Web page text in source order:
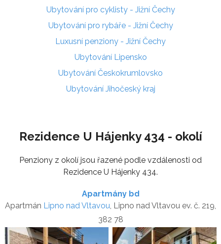
Ubytování pro cyklisty - Jižní Čechy
Ubytování pro rybáře - Jižní Čechy
Luxusní penziony - Jižní Čechy
Ubytování Lipensko
Ubytování Českokrumlovsko
Ubytování Jihočeský kraj
Rezidence U Hájenky 434 - okolí
Penziony z okolí jsou řazené podle vzdálenosti od
Rezidence U Hájenky 434.
Apartmány bd
Apartmán Lipno nad Vltavou , Lipno nad Vltavou ev. č. 219,
382 78